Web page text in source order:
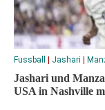
Fussball Jashari
Jashari und
USA in Nashville